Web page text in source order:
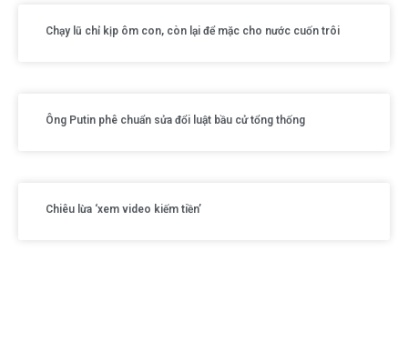
Chạy lũ chỉ kịp ôm con, còn lại để mặc cho nước cuốn trôi
Ông Putin phê chuẩn sửa đổi luật bầu cử tổng thống
Chiêu lừa ‘xem video kiếm tiền’